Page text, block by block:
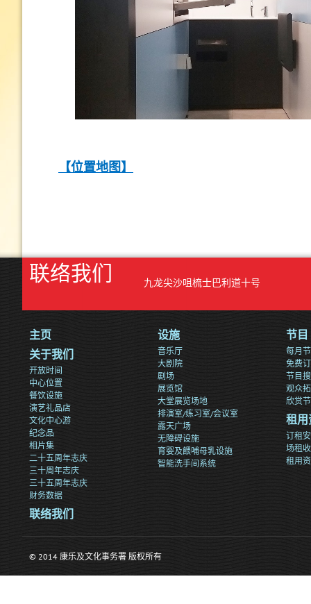
【位置地图】
联络我们 九龙尖沙咀梳士巴利道十号
主页
关于我们
开放时间
中心位置
餐饮设施
演艺礼品店
文化中心游
纪念品
相片集
二十五周年志庆
三十周年志庆
三十五周年志庆
财务数据
联络我们
设施
音乐厅
大剧院
剧场
展览馆
大堂展览场地
排演室/练习室/会议室
露天广场
无障碍设施
育婴及餵哺母乳设施
智能洗手间系统
节目
每月
免费
节目
观众
欣赏
租用
订租
场租
租用
© 2014 康乐及文化事务署 版权所有